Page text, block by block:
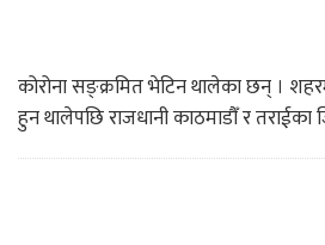
कोरोना सङ्क्रमित भेटिन थालेका छन् ।
हुन थालेपछि राजधानी काठमाडौँ र तराईका